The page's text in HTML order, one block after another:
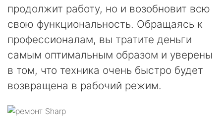
продолжит работу, но и возобновит всю
свою функциональность. Обращаясь к
профессионалам, вы тратите деньги
самым оптимальным образом и уверены
в том, что техника очень быстро будет
возвращена в рабочий режим.